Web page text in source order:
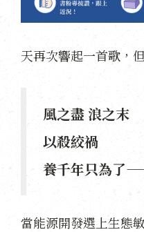
天再次響起一首歌，
風之盡 浪之末
以殺絞禍
養千年只為了
當能源開發選上生態